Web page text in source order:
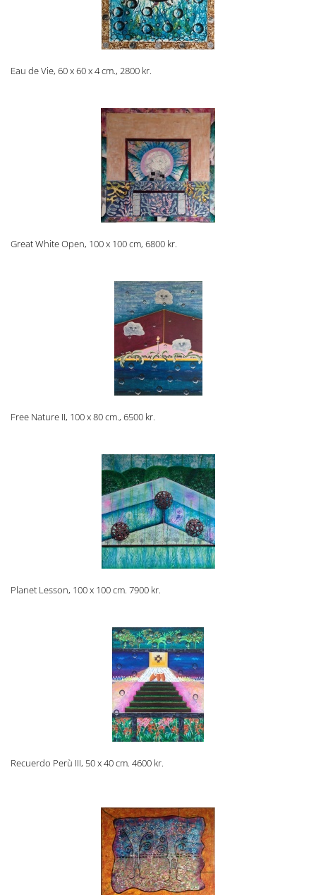
Eau de Vie, 60 x 60 x 4 cm., 2800 kr.
Great White Open, 100 x 100 cm, 6800 kr.
Free Nature II, 100 x 80 cm., 6500 kr.
Planet Lesson, 100 x 100 cm. 7900 kr.
Recuerdo Perù III, 50 x 40 cm. 4600 kr.